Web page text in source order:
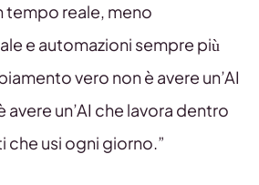
tempo reale, meno
e automazioni sempre più
vero non è avere un’AI
un’AI che lavora dentro
che usi ogni giorno.”